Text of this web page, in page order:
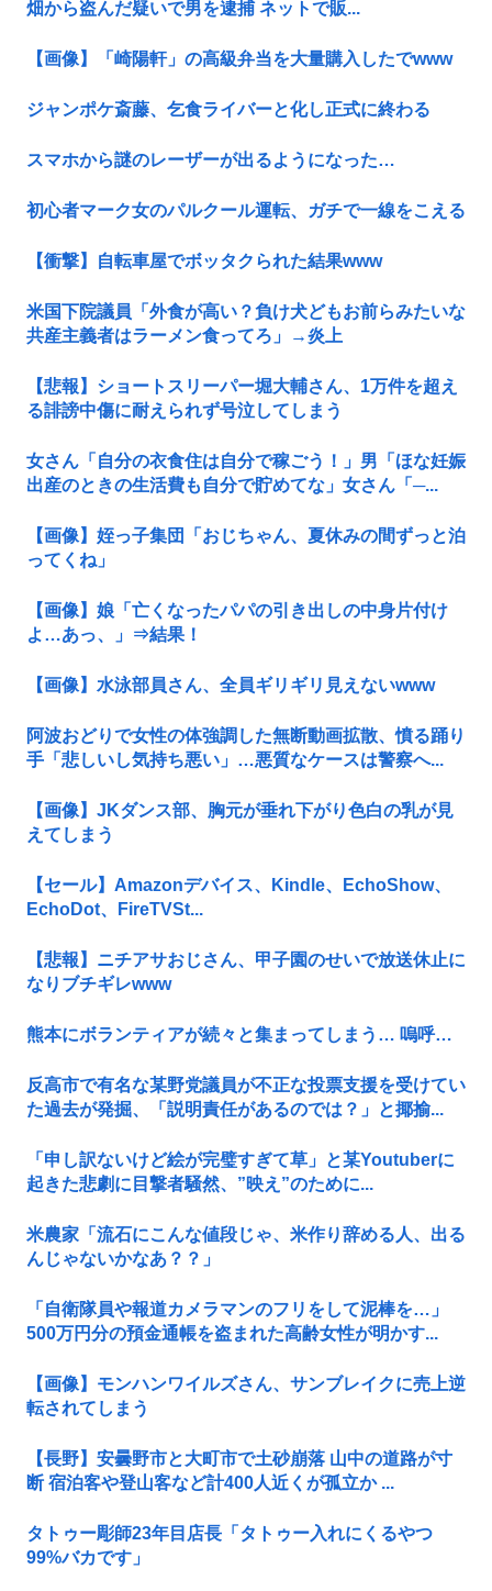
畑から盗んだ疑いで男を逮捕 ネットで販...
【画像】「崎陽軒」の高級弁当を大量購入したでwww
ジャンポケ斎藤、乞食ライバーと化し正式に終わる
スマホから謎のレーザーが出るようになった…
初心者マーク女のパルクール運転、ガチで一線をこえる
【衝撃】自転車屋でボッタクられた結果www
米国下院議員「外食が高い？負け犬どもお前らみたいな
共産主義者はラーメン食ってろ」→炎上
【悲報】ショートスリーパー堀大輔さん、1万件を超え
る誹謗中傷に耐えられず号泣してしまう
女さん「自分の衣食住は自分で稼ごう！」男「ほな妊娠
出産のときの生活費も自分で貯めてな」女さん「─...
【画像】姪っ子集団「おじちゃん、夏休みの間ずっと泊
ってくね」
【画像】娘「亡くなったパパの引き出しの中身片付け
よ…あっ、」⇒結果！
【画像】水泳部員さん、全員ギリギリ見えないwww
阿波おどりで女性の体強調した無断動画拡散、憤る踊り
手「悲しいし気持ち悪い」…悪質なケースは警察へ...
【画像】JKダンス部、胸元が垂れ下がり色白の乳が見
えてしまう
【セール】Amazonデバイス、Kindle、EchoShow、
EchoDot、FireTVSt...
【悲報】ニチアサおじさん、甲子園のせいで放送休止に
なりブチギレwww
熊本にボランティアが続々と集まってしまう… 嗚呼…
反高市で有名な某野党議員が不正な投票支援を受けてい
た過去が発掘、「説明責任があるのでは？」と揶揄...
「申し訳ないけど絵が完璧すぎて草」と某Youtuberに
起きた悲劇に目撃者騒然、”映え”のために...
米農家「流石にこんな値段じゃ、米作り辞める人、出る
んじゃないかなあ？？」
「自衛隊員や報道カメラマンのフリをして泥棒を…」
500万円分の預金通帳を盗まれた高齢女性が明かす...
【画像】モンハンワイルズさん、サンブレイクに売上逆
転されてしまう
【長野】安曇野市と大町市で土砂崩落 山中の道路が寸
断 宿泊客や登山客など計400人近くが孤立か ...
タトゥー彫師23年目店長「タトゥー入れにくるやつ
99%バカです」